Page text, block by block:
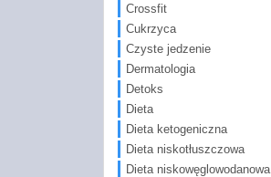
Crossfit
Cukrzyca
Czyste jedzenie
Dermatologia
Detoks
Dieta
Dieta ketogeniczna
Dieta niskotłuszczowa
Dieta niskowęglowodanowa